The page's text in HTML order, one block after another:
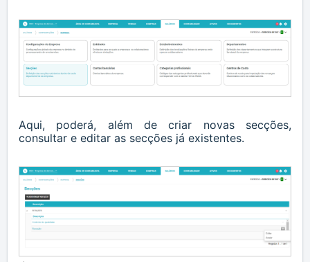
Aqui, poderá, além de criar novas secções,
consultar e editar as secções já existentes.